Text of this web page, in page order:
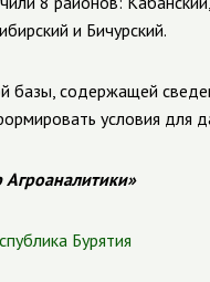
и Бичурский.
содержащей
условия для
Бурятия